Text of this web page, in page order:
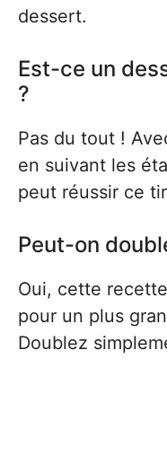
dessert.
Est-ce un
?
Pas du tout !
en suivant les
peut réussir ce
Peut-on
Oui, cette
pour un plus
Doublez